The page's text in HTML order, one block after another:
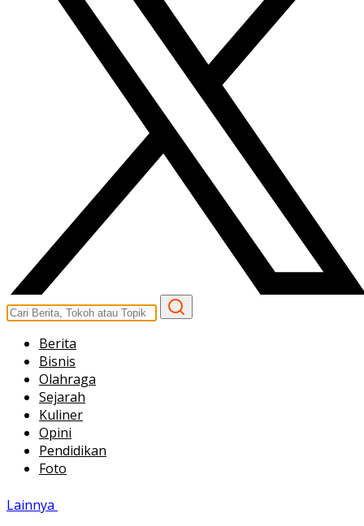
Berita
Bisnis
Olahraga
Sejarah
Kuliner
Opini
Pendidikan
Foto
Lainnya